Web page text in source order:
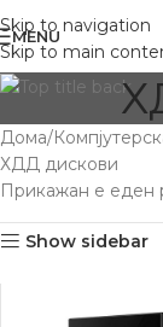
Skip to navigation
Skip to main
MENU
Дома
ХДД дискови
Прикажан е еден
Show sidebar